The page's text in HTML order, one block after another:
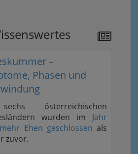
–
Phasen und
österreichischen
wurden im Jahr
Ehen geschlossen als
zuvor.